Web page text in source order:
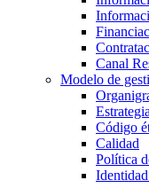
Canal
Modelo de
Código
Calidad
Política